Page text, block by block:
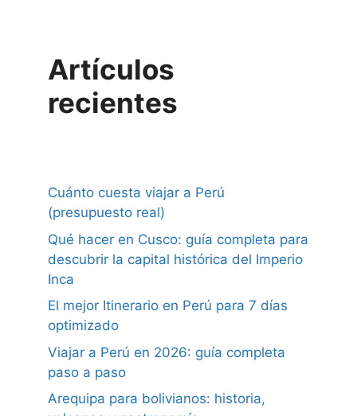
Artículos
recientes
Cuánto cuesta viajar a Perú
(presupuesto real)
Qué hacer en Cusco: guía completa para
descubrir la capital histórica del Imperio
Inca
El mejor Itinerario en Perú para 7 días
optimizado
Viajar a Perú en 2026: guía completa
paso a paso
Arequipa para bolivianos: historia,